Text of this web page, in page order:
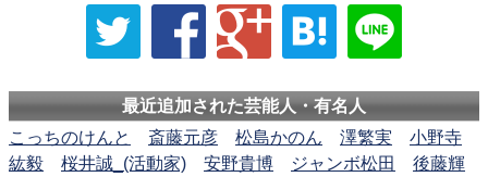
最近追加された芸能人・有名人
こっちのけんと
斎藤元彦 松島かのん 澤繁実
小野寺
紘毅
桜井誠_(活動家) 安野貴博 ジャンボ松田
後藤輝